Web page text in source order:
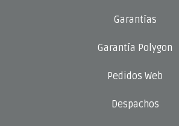
Garantías
Garantía Polygon
Pedidos Web
Despachos